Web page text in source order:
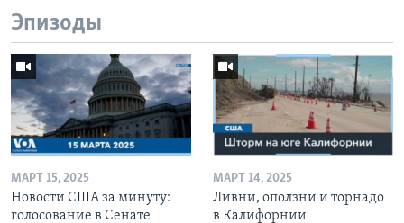
Эпизоды
МАРТ 15, 2025
Новости США за минуту:
голосование в Сенате
МАРТ 14, 2025
Ливни, оползни и торнадо
в Калифорнии